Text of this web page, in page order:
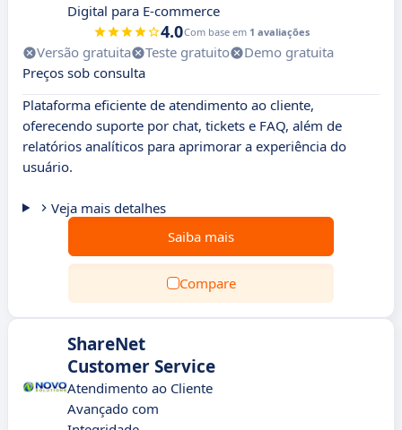
Digital para E-commerce
4.0Com base em 1 avaliações
Versão gratuita Teste gratuito
Demo gratuita
Preços sob consulta
Plataforma eficiente de atendimento ao cliente,
oferecendo suporte por chat, tickets e FAQ, além de
relatórios analíticos para aprimorar a experiência do
usuário.
Veja mais detalhes
Saiba mais
Compare
ShareNet
Customer Service
Atendimento ao Cliente
Avançado com